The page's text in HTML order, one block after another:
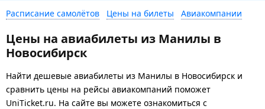
Расписание самолётов Цены на билеты Авиакомпании
Цены на авиабилеты из Манилы в
Новосибирск
Найти дешевые авиабилеты из Манилы в Новосибирск и
сравнить цены на рейсы авиакомпаний поможет
UniTicket.ru. На сайте вы можете ознакомиться с